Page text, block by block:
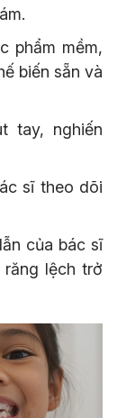
phẩm mềm,
biến sẵn và
tay, nghiến
sĩ theo dõi
của bác sĩ
lệch trở